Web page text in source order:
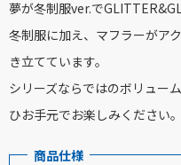
夢が冬制服ver.で
冬制服に加え、マフラーがア
き立てています。
シリーズならではのボリュー
ひお手元でお楽しみください。
商品仕様